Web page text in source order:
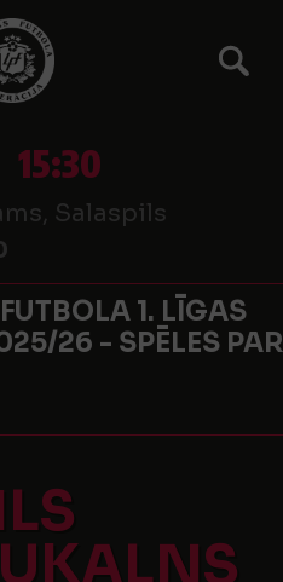
15:30
Salaspils
1. LĪGAS
26 - SPĒLES PAR